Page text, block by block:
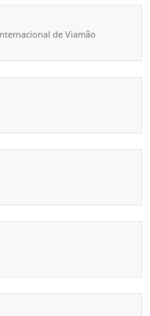
de Viamão